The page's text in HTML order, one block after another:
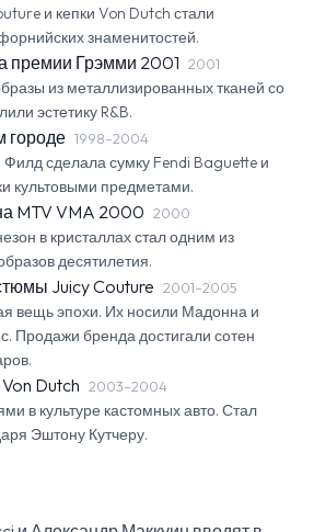
и кепки Von Dutch стали
знаменитостей.
премии Грэмми 2001 2001
из металлизированных тканей со
эстетику R&B.
городе 1998–2004
сделала сумку Fendi Baguette и
культовыми предметами.
MTV VMA 2000 2000
в кристаллах стал одним из
десятилетия.
Juicy Couture 2001–2005
вещь эпохи. Их носили Мадонна и
Продажи бренда достигали сотен
Dutch 2003–2004
в культуре кастомных авто. Стал
Эштону Кутчеру.